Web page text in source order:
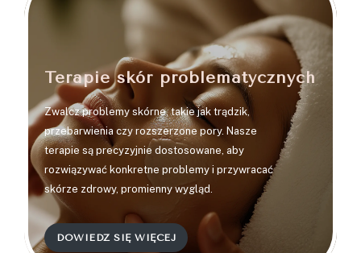
2
Terapie skór problematycznych
Zwalcz problemy skórne, takie jak trądzik,
przebarwienia czy rozszerzone pory. Nasze
terapie są precyzyjnie dostosowane, aby
rozwiązywać konkretne problemy i przywracać
skórze zdrowy, promienny wygląd.
DOWIEDZ SIĘ WIĘCEJ